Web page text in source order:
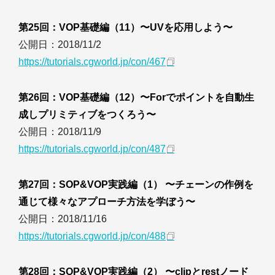
第25回：VOP基礎編（11）〜UVを応用しよう〜
公開日：2018/11/2
https://tutorials.cgworld.jp/con/467
第26回：VOP基礎編（12）〜Forでポイントを自動生
成しプリミティブをつくろう〜
公開日：2018/11/9
https://tutorials.cgworld.jp/con/487
第27回：SOP&VOP実践編（1） 〜チェーンの作例を
通じて様々なアプローチ方法を学ぼう〜
公開日：2018/11/16
https://tutorials.cgworld.jp/con/488
第28回：SOP&VOP実践編（2） 〜clipとrestノード